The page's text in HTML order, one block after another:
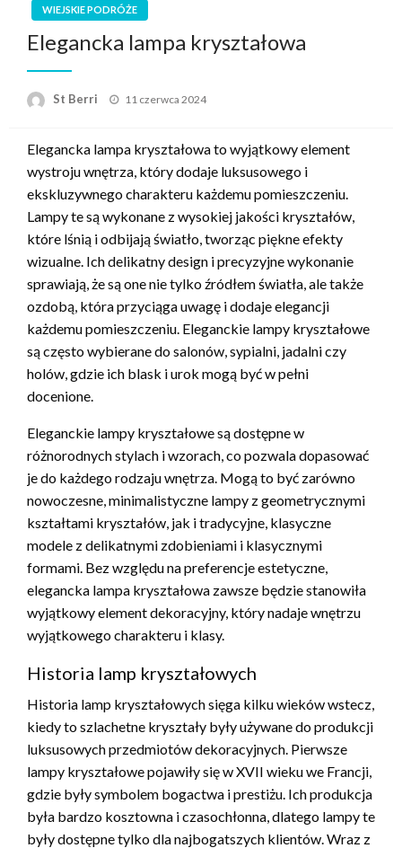
WIEJSKIE PODRÓŻE
Elegancka lampa kryształowa
St Berri
Opublikowane
11 czerwca 2024
Elegancka lampa kryształowa to wyjątkowy element
wystroju wnętrza, który dodaje luksusowego i
ekskluzywnego charakteru każdemu pomieszczeniu.
Lampy te są wykonane z wysokiej jakości kryształów,
które lśnią i odbijają światło, tworząc piękne efekty
wizualne. Ich delikatny design i precyzyjne wykonanie
sprawiają, że są one nie tylko źródłem światła, ale także
ozdobą, która przyciąga uwagę i dodaje elegancji
każdemu pomieszczeniu. Eleganckie lampy kryształowe
są często wybierane do salonów, sypialni, jadalni czy
holów, gdzie ich blask i urok mogą być w pełni
docenione.
Eleganckie lampy kryształowe są dostępne w
różnorodnych stylach i wzorach, co pozwala dopasować
je do każdego rodzaju wnętrza. Mogą to być zarówno
nowoczesne, minimalistyczne lampy z geometrycznymi
kształtami kryształów, jak i tradycyjne, klasyczne
modele z delikatnymi zdobieniami i klasycznymi
formami. Bez względu na preferencje estetyczne,
elegancka lampa kryształowa zawsze będzie stanowiła
wyjątkowy element dekoracyjny, który nadaje wnętrzu
wyjątkowego charakteru i klasy.
Historia lamp kryształowych
Historia lamp kryształowych sięga kilku wieków wstecz,
kiedy to szlachetne kryształy były używane do produkcji
luksusowych przedmiotów dekoracyjnych. Pierwsze
lampy kryształowe pojawiły się w XVII wieku we Francji,
gdzie były symbolem bogactwa i prestiżu. Ich produkcja
była bardzo kosztowna i czasochłonna, dlatego lampy te
były dostępne tylko dla najbogatszych klientów. Wraz z